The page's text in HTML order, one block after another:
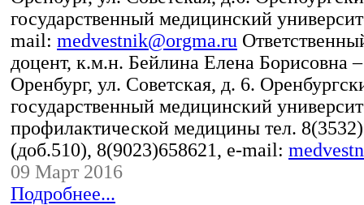
государственный медицинский
mail: medvestnik@orgma.ru
доцент, к.м.н. Бейлина Елена Борисовна –
Оренбург, ул. Советская, д. 6.
государственный медицинский
профилактической медицины тел.
(доб.510), 8(9023)658621, e-mail:
09 Март 2016
Подробнее...